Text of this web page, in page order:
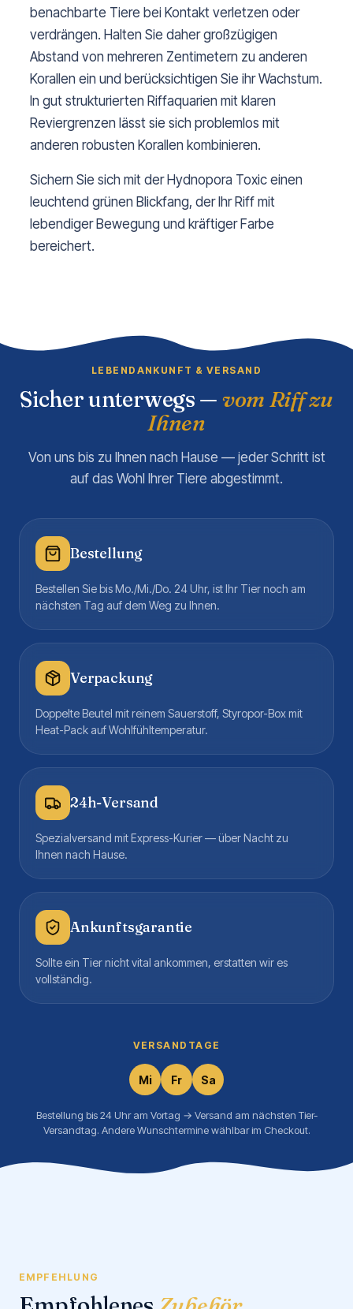
benachbarte Tiere bei Kontakt verletzen oder
verdrängen. Halten Sie daher großzügigen
Abstand von mehreren Zentimetern zu anderen
Korallen ein und berücksichtigen Sie ihr Wachstum.
In gut strukturierten Riffaquarien mit klaren
Reviergrenzen lässt sie sich problemlos mit
anderen robusten Korallen kombinieren.
Sichern Sie sich mit der Hydnopora Toxic einen
leuchtend grünen Blickfang, der Ihr Riff mit
lebendiger Bewegung und kräftiger Farbe
bereichert.
LEBENDANKUNFT & VERSAND
Sicher unterwegs — vom Riff zu
Ihnen
Von uns bis zu Ihnen nach Hause — jeder Schritt ist
auf das Wohl Ihrer Tiere abgestimmt.
Bestellung
Bestellen Sie bis Mo./Mi./Do. 24 Uhr, ist Ihr Tier noch am
nächsten Tag auf dem Weg zu Ihnen.
Verpackung
Doppelte Beutel mit reinem Sauerstoff, Styropor-Box mit
Heat-Pack auf Wohlfühltemperatur.
24h-Versand
Spezialversand mit Express-Kurier — über Nacht zu
Ihnen nach Hause.
Ankunftsgarantie
Sollte ein Tier nicht vital ankommen, erstatten wir es
vollständig.
VERSANDTAGE
Mi Fr Sa
Bestellung bis 24 Uhr am Vortag → Versand am nächsten Tier-
Versandtag. Andere Wunschtermine wählbar im Checkout.
EMPFEHLUNG